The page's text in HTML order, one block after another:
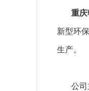
重庆
新型环
生产。
公司